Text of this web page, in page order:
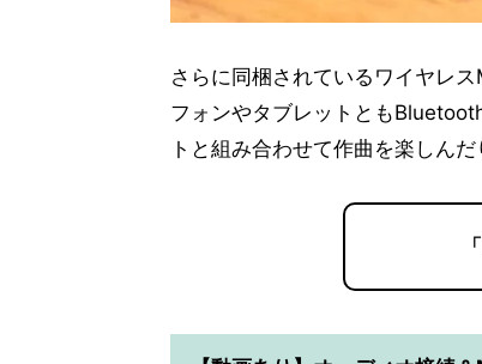
さらに同梱されているワイヤレ
フォンやタブレットとも
トと組み合わせて作曲を楽しんだ